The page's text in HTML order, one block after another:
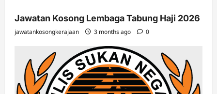
Jawatan Kosong Lembaga Tabung Haji 2026
jawatankosongkerajaan 3 months ago 0